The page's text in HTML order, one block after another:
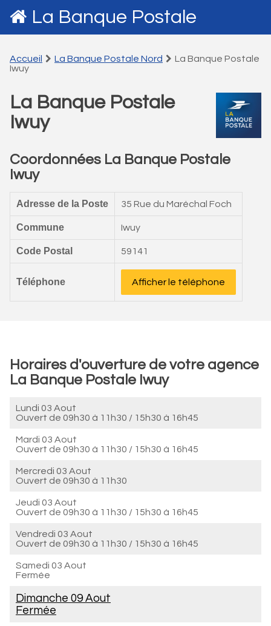
La Banque Postale
Accueil La Banque Postale Nord
La Banque Postale
Iwuy
La Banque Postale
Iwuy
Coordonnées La Banque Postale
Iwuy
Adresse de la Poste 35 Rue du Maréchal Foch
Commune Iwuy
Code Postal 59141
Téléphone Afficher le téléphone
Horaires d'ouverture de votre agence
La Banque Postale Iwuy
Lundi 03 Aout
Ouvert de 09h30 à 11h30 / 15h30 à 16h45
Mardi 03 Aout
Ouvert de 09h30 à 11h30 / 15h30 à 16h45
Mercredi 03 Aout
Ouvert de 09h30 à 11h30
Jeudi 03 Aout
Ouvert de 09h30 à 11h30 / 15h30 à 16h45
Vendredi 03 Aout
Ouvert de 09h30 à 11h30 / 15h30 à 16h45
Samedi 03 Aout
Fermée
Dimanche 09 Aout
Fermée